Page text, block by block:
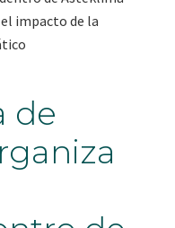
impacto de la
de